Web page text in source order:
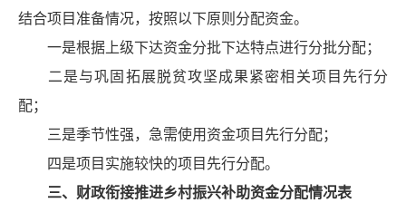
结合项目准备情况，按照以下原则分配资金。
一是根据上级下达资金分批下达特点进行分批分配；
二是与巩固拓展脱贫攻坚成果紧密相关项目先行分
配；
三是季节性强，急需使用资金项目先行分配；
四是项目实施较快的项目先行分配。
三、财政衔接推进乡村振兴补助资金分配情况表